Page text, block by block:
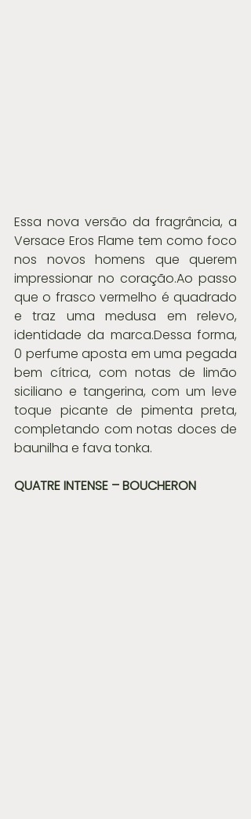
Essa nova versão da fragrância, a
Versace Eros Flame tem como foco
nos novos homens que querem
impressionar no coração.Ao passo
que o frasco vermelho é quadrado
e traz uma medusa em relevo,
identidade da marca.Dessa forma,
0 perfume aposta em uma pegada
bem cítrica, com notas de limão
siciliano e tangerina, com um leve
toque picante de pimenta preta,
completando com notas doces de
baunilha e fava tonka.
QUATRE INTENSE – BOUCHERON